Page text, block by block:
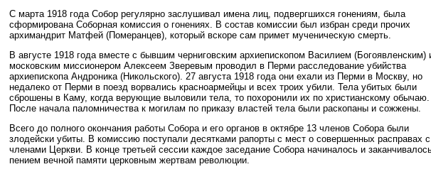
С марта 1918 года Собор регулярно заслушивал имена лиц, подвергшихся гонениям, была
сформирована Соборная комиссия о гонениях. В состав комиссии был избран среди прочих
архимандрит Матфей (Померанцев), который вскоре сам примет мученическую смерть.
В августе 1918 года вместе с бывшим черниговским архиепископом Василием (Богоявленским)
московским миссионером Алексеем Зверевым проводил в Перми расследование убийства
архиепископа Андроника (Никольского). 27 августа 1918 года они ехали из Перми в Москву, но
недалеко от Перми в поезд ворвались красноармейцы и всех троих убили. Тела убитых были
сброшены в Каму, когда верующие выловили тела, то похоронили их по христианскому обычаю.
После начала паломничества к могилам по приказу властей тела были раскопаны и сожжены.
Всего до полного окончания работы Собора и его органов в октябре 13 членов Собора были
злодейски убиты. В комиссию поступали десятками рапорты с мест о совершенных расправах с
членами Церкви. В конце третьей сессии каждое заседание Собора начиналось и
пением вечной памяти церковным жертвам революции.